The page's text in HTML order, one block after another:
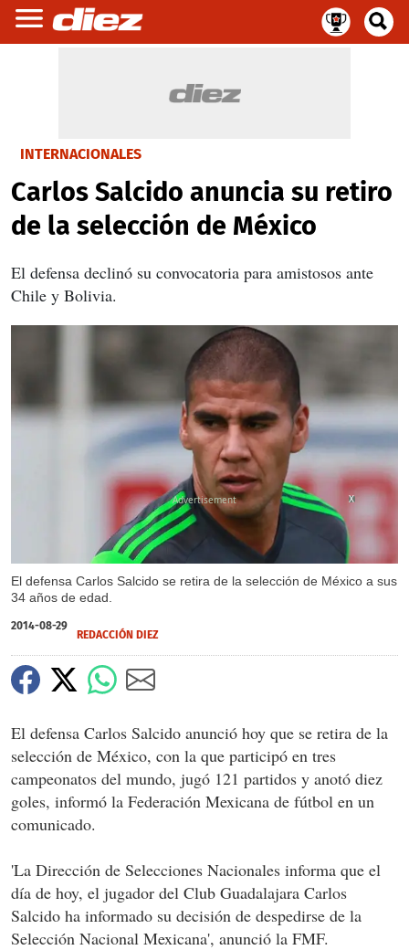
INTERNACIONALES
Carlos Salcido anuncia su retiro
de la selección de México
El defensa declinó su convocatoria para amistosos ante
Chile y Bolivia.
El defensa Carlos Salcido se retira de la selección de México a sus
34 años de edad.
X
2014-08-29
REDACCIÓN DIEZ
El defensa Carlos Salcido anunció hoy que se retira de la
selección de México, con la que participó en tres
campeonatos del mundo, jugó 121 partidos y anotó diez
goles, informó la Federación Mexicana de fútbol en un
comunicado.
'La Dirección de Selecciones Nacionales informa que el
día de hoy, el jugador del Club Guadalajara Carlos
Salcido ha informado su decisión de despedirse de la
Selección Nacional Mexicana', anunció la FMF.